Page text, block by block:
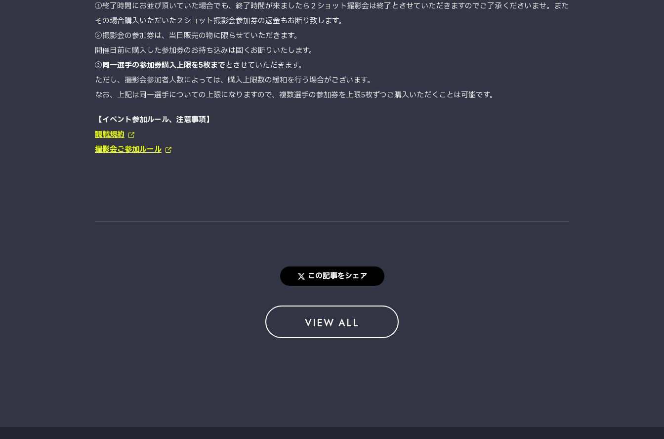
①終了時間にお並び頂いていた場合でも、終了時間が来ましたら２ショット撮影会は終了とさせていただきますのでご了承くださいませ。また
その場合購入いただいた２ショット撮影会参加券の返金もお断り致します。
②撮影会の参加券は、当日販売の物に限らせていただきます。
開催日前に購入した参加券のお持ち込みは固くお断りいたします。
③同一選手の参加券購入上限を5枚までとさせていただきます。
ただし、撮影会参加者人数によっては、購入上限数の緩和を行う場合がございます。
なお、上記は同一選手についての上限になりますので、複数選手の参加券を上限5枚ずつご購入いただくことは可能です。
【イベント参加ルール、注意事項】
観戦規約
撮影会ご参加ルール
この記事をシェア
VIEW ALL